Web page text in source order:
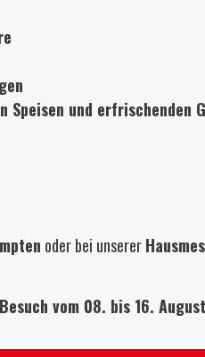
Speisen und erfrischenden
oder bei unserer
vom 08. bis 16.